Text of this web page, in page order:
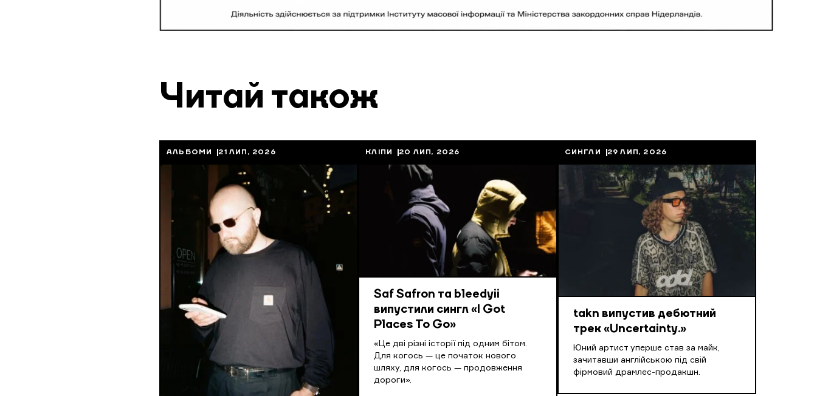
Читай також
АЛЬБОМИ 21 ЛИП, 2026 КЛІПИ 20 ЛИП, 2026
Saf Safron та bleedyii
випустили сингл «I Got
Places To Go»
«Це дві різні історії під одним бітом.
Для когось — це початок нового
шляху, для когось — продовження
дороги».
СИНГЛИ 29 ЛИП, 2026
takn випустив дебютний
трек «Uncertainty.»
Юний артист уперше став за майк,
зачитавши англійською під свій
фірмовий драмлес-продакшн.